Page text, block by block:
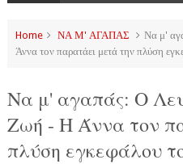
Home ΝΑ Μ' ΑΓΑΠΑΣ
Να μ'
Άννα τον παρατάει μετά την πλύση
Να μ' αγαπάς: Ο
Ζωή - Η Άννα τον
πλύση εγκεφάλου